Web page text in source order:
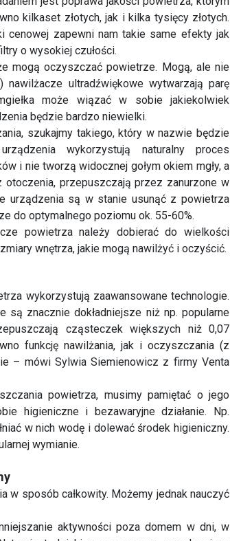
mogą oczyszczać powietrze. Mogą, ale nie
ultradźwiękowe wytwarzają parę
może wiązać w sobie jakiekolwiek
będzie bardzo niewielki.
szukajmy takiego, który w nazwie będzie
wykorzystują naturalny proces
i nie tworzą widocznej gołym okiem mgły, a
przepuszczają przez zanurzone w
urządzenia są w stanie usunąć z powietrza
do optymalnego poziomu ok. 55-60%.
powietrza należy dobierać do wielkości
wnętrza, jakie mogą nawilżyć i oczyścić.
wykorzystują zaawansowane technologie.
znacznie dokładniejsze niż np. popularne
– mówi Sylwia Siemienowicz z firmy Venta
powietrza, musimy pamiętać o jego
higieniczne i bezawaryjne działanie. Np.
w nich wodę i dolewać środek higieniczny.
wymianie.
sposób całkowity. Możemy jednak nauczyć
dzięki nowoczesnym urządzeniom,
również w domu i w samochodzie.
ze zdobyczy technologii, jak i z naturalnych
rośliny doniczkowe.